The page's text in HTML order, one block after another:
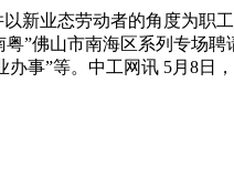
业态劳动者的角度为职工
”佛山市南海区系列专场
事”等。中工网讯 5月8日